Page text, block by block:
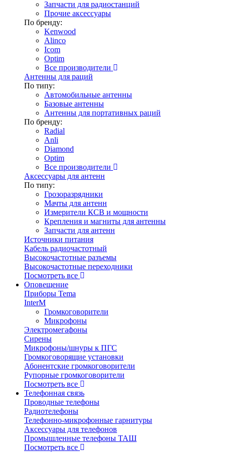
Запчасти для радиостанций
Прочие аксессуары
По бренду:
Kenwood
Alinco
Icom
Optim
Все производители
Антенны для раций
По типу:
Автомобильные антенны
Базовые антенны
Антенны для портативных раций
По бренду:
Radial
Anli
Diamond
Optim
Все производители
Аксессуары для антенн
По типу:
Грозоразрядники
Мачты для антенн
Измерители КСВ и мощности
Крепления и магниты для антенны
Запчасти для антенн
Источники питания
Кабель радиочастотный
Высокочастотные разъемы
Высокочастотные переходники
Посмотреть все
Оповещение
Приборы Tema
InterM
Громкоговорители
Микрофоны
Электромегафоны
Сирены
Микрофоны/шнуры к ПГС
Громкоговорящие установки
Абонентские громкоговорители
Рупорные громкоговорители
Посмотреть все
Телефонная связь
Проводные телефоны
Радиотелефоны
Телефонно-микрофонные гарнитуры
Аксессуары для телефонов
Промышленные телефоны ТАШ
Посмотреть все